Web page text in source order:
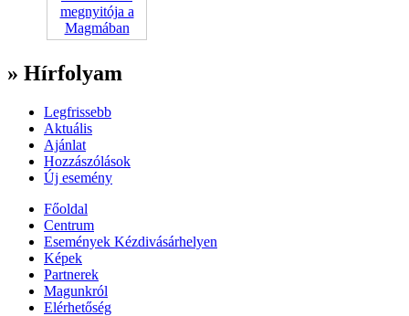
» Hírfolyam
Legfrissebb
Aktuális
Ajánlat
Hozzászólások
Új esemény
Főoldal
Centrum
Események Kézdivásárhelyen
Képek
Partnerek
Magunkról
Elérhetőség